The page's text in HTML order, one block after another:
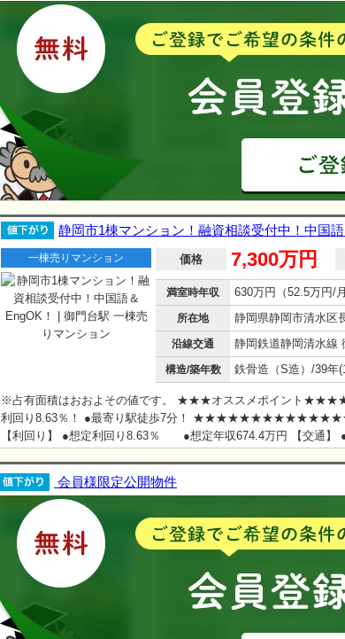
静岡市1棟マンション！融資相談受付中！中国
一棟売りマンション 価格 7,300万円
満室時年収 630万円（52.5万円/月
所在地 静岡県静岡市清水区
沿線交通 静岡鉄道静岡清水線
構造/築年数 鉄骨造（S造）/39年
※占有面積はおおよその値です。 ★★★オススメポイン
利回り8.63％！ ●最寄り駅徒歩7分！
【利回り】 ●想定利回り8.63％ ●想定年収674.4万円 【交通】
会員様限定公開物件